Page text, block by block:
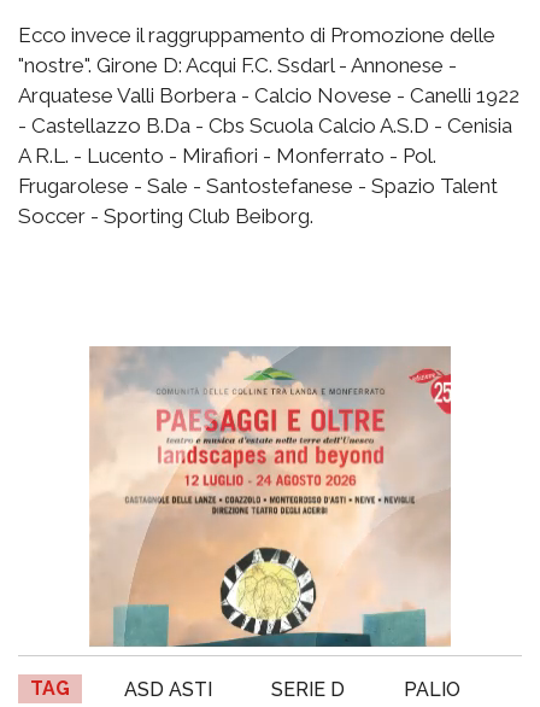
Ecco invece il raggruppamento di Promozione delle
"nostre". Girone D: Acqui F.C. Ssdarl - Annonese -
Arquatese Valli Borbera - Calcio Novese - Canelli 1922
- Castellazzo B.Da - Cbs Scuola Calcio A.S.D - Cenisia
A R.L. - Lucento - Mirafiori - Monferrato - Pol.
Frugarolese - Sale - Santostefanese - Spazio Talent
Soccer - Sporting Club Beiborg.
TAG ASD ASTI SERIE D
PALIO